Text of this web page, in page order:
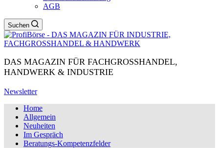
AGB
Suchen
DAS MAGAZIN FÜR FACHGROSSHANDEL,
HANDWERK & INDUSTRIE
Newsletter
Home
Allgemein
Neuheiten
Im Gespräch
Beratungs-Kompetenzfelder